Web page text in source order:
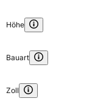
Höhe
Bauart
Zoll